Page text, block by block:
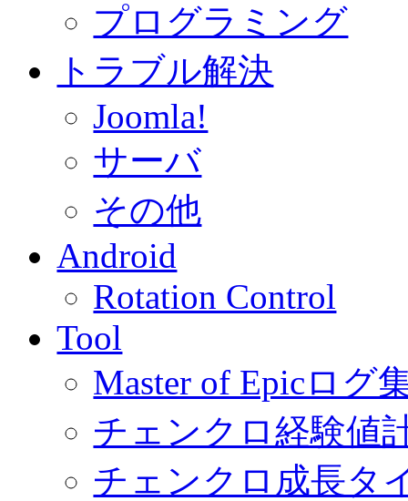
プログラミング
トラブル解決
Joomla!
サーバ
その他
Android
Rotation Control
Tool
Master of Epicログ
チェンクロ経験値
チェンクロ成長タ